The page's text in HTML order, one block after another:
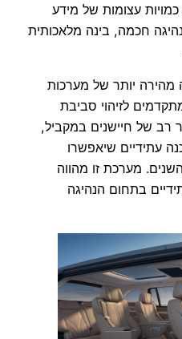
עצומות של מידע
חכמה, בינה מלאכותית
יותר של מערכות
לזיהוי סביבת
רב של חיישנים במקביל,
עתידיים שיאפשרו
מערכת זו מהווה
בתחום הנהיגה